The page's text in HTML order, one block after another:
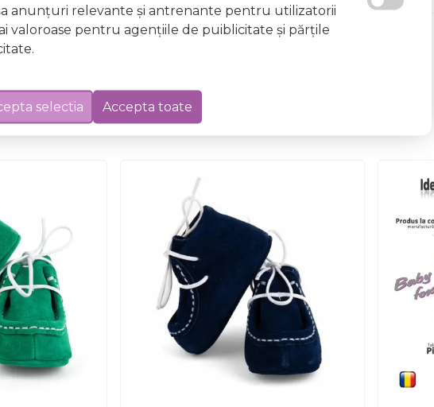
anunţuri relevante şi antrenante pentru utilizatorii
valoroase pentru agenţiile de puiblicitate şi părţile
selectia Accepta toate